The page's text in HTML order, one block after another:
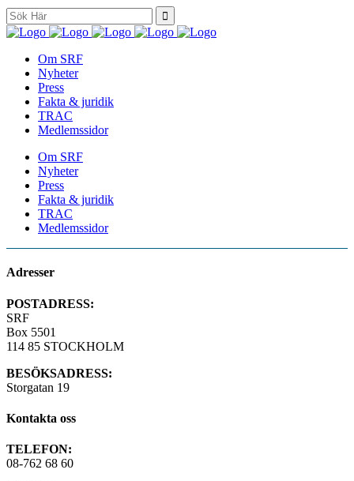
Search
for:
Om SRF
Nyheter
Press
Fakta & juridik
TRAC
Medlemssidor
Om SRF
Nyheter
Press
Fakta & juridik
TRAC
Medlemssidor
Adresser
POSTADRESS:
SRF
Box 5501
114 85 STOCKHOLM
BESÖKSADRESS:
Storgatan 19
Kontakta oss
TELEFON:
08-762 68 60